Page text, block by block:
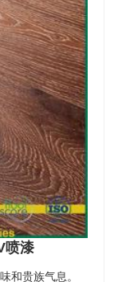
喷漆
和贵族气息。